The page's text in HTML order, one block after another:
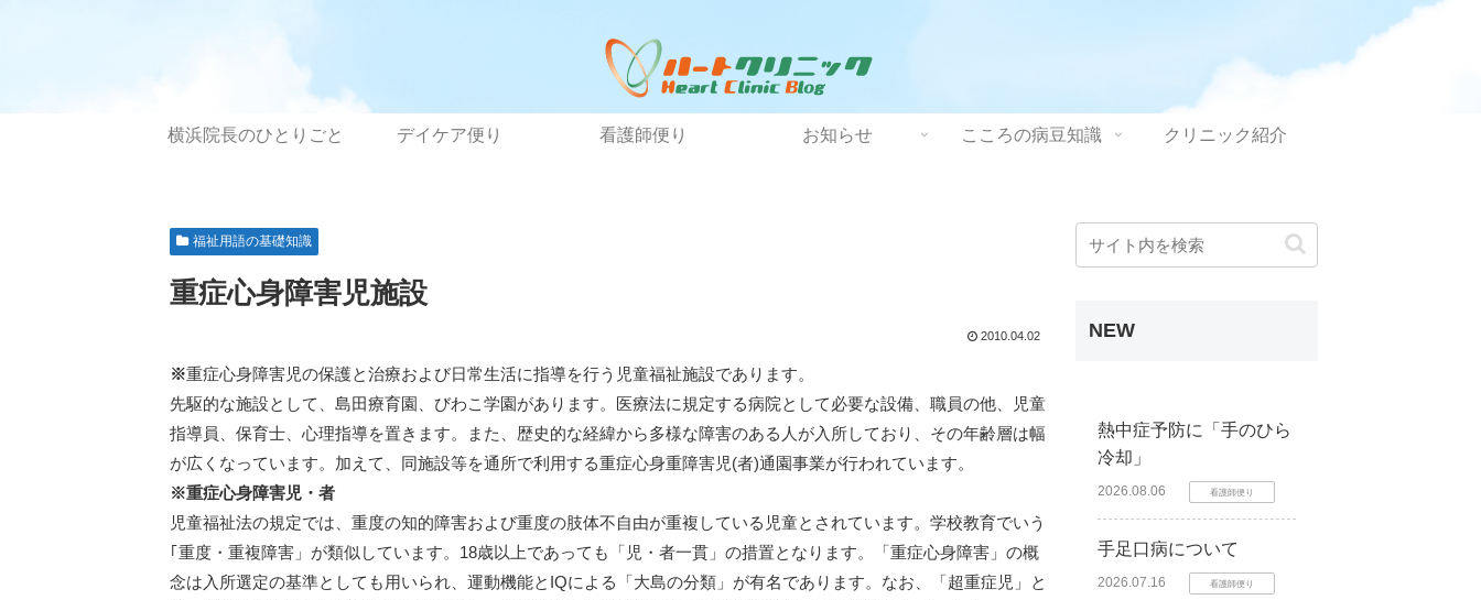
横浜院長のひとりごと デイケア便り 看護師便り お知らせ こころの病豆知識 クリニック紹介
福祉用語の基礎知識
重症心身障害児施設
2010.04.02
※重症心身障害児の保護と治療および日常生活に指導を行う児童福祉施設であります。
先駆的な施設として、島田療育園、びわこ学園があります。医療法に規定する病院として必要な設備、職員の他、児童
指導員、保育士、心理指導を置きます。また、歴史的な経緯から多様な障害のある人が入所しており、その年齢層は幅
が広くなっています。加えて、同施設等を通所で利用する重症心身重障害児(者)通園事業が行われています。
※重症心身障害児・者
児童福祉法の規定では、重度の知的障害および重度の肢体不自由が重複している児童とされています。学校教育でいう
｢重度・重複障害」が類似しています。18歳以上であっても「児・者一貫」の措置となります。「重症心身障害」の概
念は入所選定の基準としても用いられ、運動機能とIQによる「大島の分類」が有名であります。なお、「超重症児」と
NEW
熱中症予防に「手のひら
冷却」
2026.08.06 看護師便り
手足口病について
2026.07.16 看護師便り